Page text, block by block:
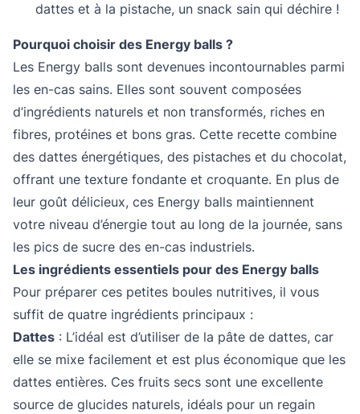
dattes et à la pistache, un snack sain qui déchire !
Pourquoi choisir des Energy balls ?
Les Energy balls sont devenues incontournables parmi
les en-cas sains. Elles sont souvent composées
d’ingrédients naturels et non transformés, riches en
fibres, protéines et bons gras. Cette recette combine
des dattes énergétiques, des pistaches et du chocolat,
offrant une texture fondante et croquante. En plus de
leur goût délicieux, ces Energy balls maintiennent
votre niveau d’énergie tout au long de la journée, sans
les pics de sucre des en-cas industriels.
Les ingrédients essentiels pour des Energy balls
Pour préparer ces petites boules nutritives, il vous
suffit de quatre ingrédients principaux :
Dattes : L’idéal est d’utiliser de la pâte de dattes, car
elle se mixe facilement et est plus économique que les
dattes entières. Ces fruits secs sont une excellente
source de glucides naturels, idéals pour un regain